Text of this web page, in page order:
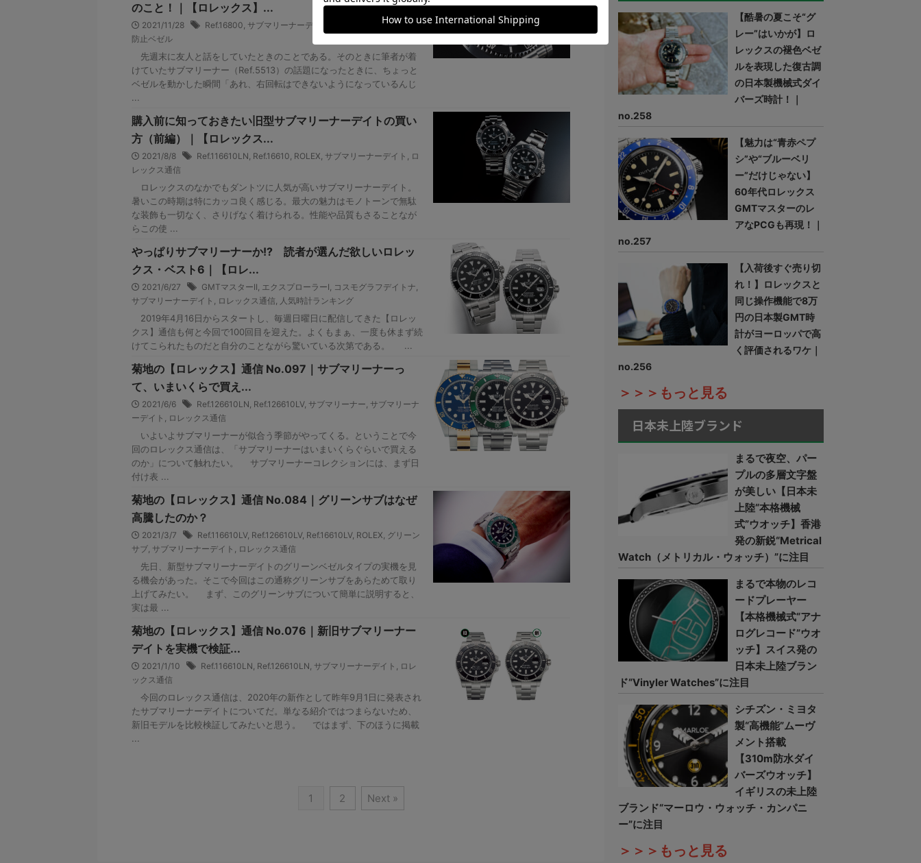
のこと！｜【ロレックス】...
2021/11/28 Ref.16800, サブマリーナーデイト ロレックス通信,逆回転
防止ベゼル
先週末に友人と話をしていたときのことである。そのときに筆者が着
けていたサブマリーナー（Ref.5513）の話題になったときに、ちょっと
ベゼルを動かした瞬間「あれ、右回転はできないようになっているんじ
...
購入前に知っておきたい旧型サブマリーナーデイトの買い
方（前編）｜【ロレックス...
2021/8/8 Ref.116610LN, Ref.16610, ROLEX, サブマリーナーデイト , ロ
レックス通信
ロレックスのなかでもダントツに人気が高いサブマリーナーデイト。
暑いこの時期は特にカッコ良く感じる。最大の魅力はモノトーンで無駄
な装飾も一切なく、さりげなく着けられる。性能や品質もさることなが
らこの使 ...
やっぱりサブマリーナーか!? 読者が選んだ欲しいロレッ
クス・ベスト6｜【ロレ...
2021/6/27 GMTマスターII, エクスプローラーI, コスモグラフデイトナ,
サブマリーナーデイト , ロレックス通信, 人気時計ランキング
2019年4月16日からスタートし、毎週日曜日に配信してきた【ロレッ
クス】通信も何と今回で100回目を迎えた。よくもまぁ、一度も休まず続
けてこられたものだと自分のことながら驚いている次第である。 ...
菊地の【ロレックス】通信 No.097｜サブマリーナーっ
て、いまいくらで買え...
2021/6/6 Ref.126610LN, Ref.126610LV, サブマリーナー, サブマリーナ
ーデイト , ロレックス通信
いよいよサブマリーナーが似合う季節がやってくる。ということで今
回のロレックス通信は、「サブマリーナーはいまいくらぐらいで買える
のか」について触れたい。 サブマリーナーコレクションには、まず日
付け表 ...
菊地の【ロレックス】通信 No.084｜グリーンサブはなぜ
高騰したのか？
2021/3/7 Ref.116610LV, Ref.126610LV, Ref.16610LV, ROLEX, グリーン
サブ, サブマリーナーデイト , ロレックス通信
先日、新型サブマリーナーデイトのグリーンベゼルタイプの実機を見
る機会があった。そこで今回はこの通称グリーンサブをあらためて取り
上げてみたい。 まず、このグリーンサブについて簡単に説明すると、
実は最 ...
菊地の【ロレックス】通信 No.076｜新旧サブマリーナー
デイトを実機で検証...
2021/1/10 Ref.116610LN, Ref.126610LN, サブマリーナーデイト , ロレ
ックス通信
今回のロレックス通信は、2020年の新作として昨年9月1日に発表され
たサブマリーナーデイトについてだ。単なる紹介ではつまらないため、
新旧モデルを比較検証してみたいと思う。 ではまず、下のほうに掲載
...
1 2 Next »
【酷暑の夏こそ“グ
レー”はいかが】ロ
レックスの褪色ベゼ
ルを表現した復古調
の日本製機械式ダイ
バーズ時計！｜
no.258
【魅力は“青赤ペプ
シ”や“ブルーベリ
ー”だけじゃない】
60年代ロレックス
GMTマスターのレ
アなPCGも再現！｜
no.257
【入荷後すぐ売り切
れ！】ロレックスと
同じ操作機能で8万
円の日本製GMT時
計がヨーロッパで高
く評価されるワケ｜
no.256
＞＞＞もっと見る
日本未上陸ブランド
まるで夜空、パー
プルの多層文字盤
が美しい【日本未
上陸“本格機械
式”ウオッチ】香港
発の新鋭“Metrical
Watch（メトリカル・ウォッチ）”に注目
まるで本物のレコ
ードプレーヤー
【本格機械式“アナ
ログレコード”ウオ
ッチ】スイス発の
日本未上陸ブラン
ド“Vinyler Watches”に注目
シチズン・ミヨタ
製“高機能”ムーヴ
メント搭載
【310m防水ダイ
バーズウオッチ】
イギリスの未上陸
ブランド“マーロウ・ウォッチ・カンパニ
ー”に注目
＞＞＞もっと見る